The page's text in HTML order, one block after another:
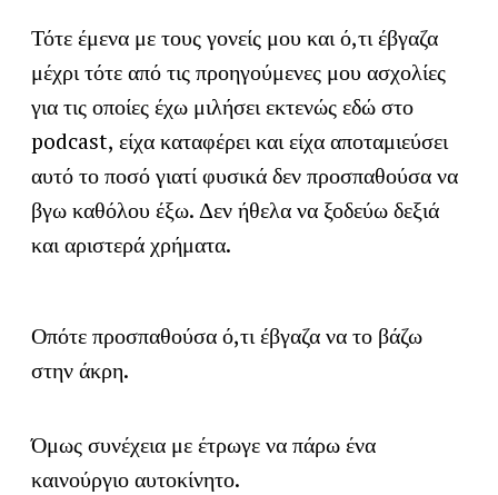
Τότε έμενα με τους γονείς μου και ό,τι έβγαζα
μέχρι τότε από τις προηγούμενες μου ασχολίες
για τις οποίες έχω μιλήσει εκτενώς εδώ στο
podcast, είχα καταφέρει και είχα αποταμιεύσει
αυτό το ποσό γιατί φυσικά δεν προσπαθούσα να
βγω καθόλου έξω. Δεν ήθελα να ξοδεύω δεξιά
και αριστερά χρήματα.
Οπότε προσπαθούσα ό,τι έβγαζα να το βάζω
στην άκρη.
Όμως συνέχεια με έτρωγε να πάρω ένα
καινούργιο αυτοκίνητο.